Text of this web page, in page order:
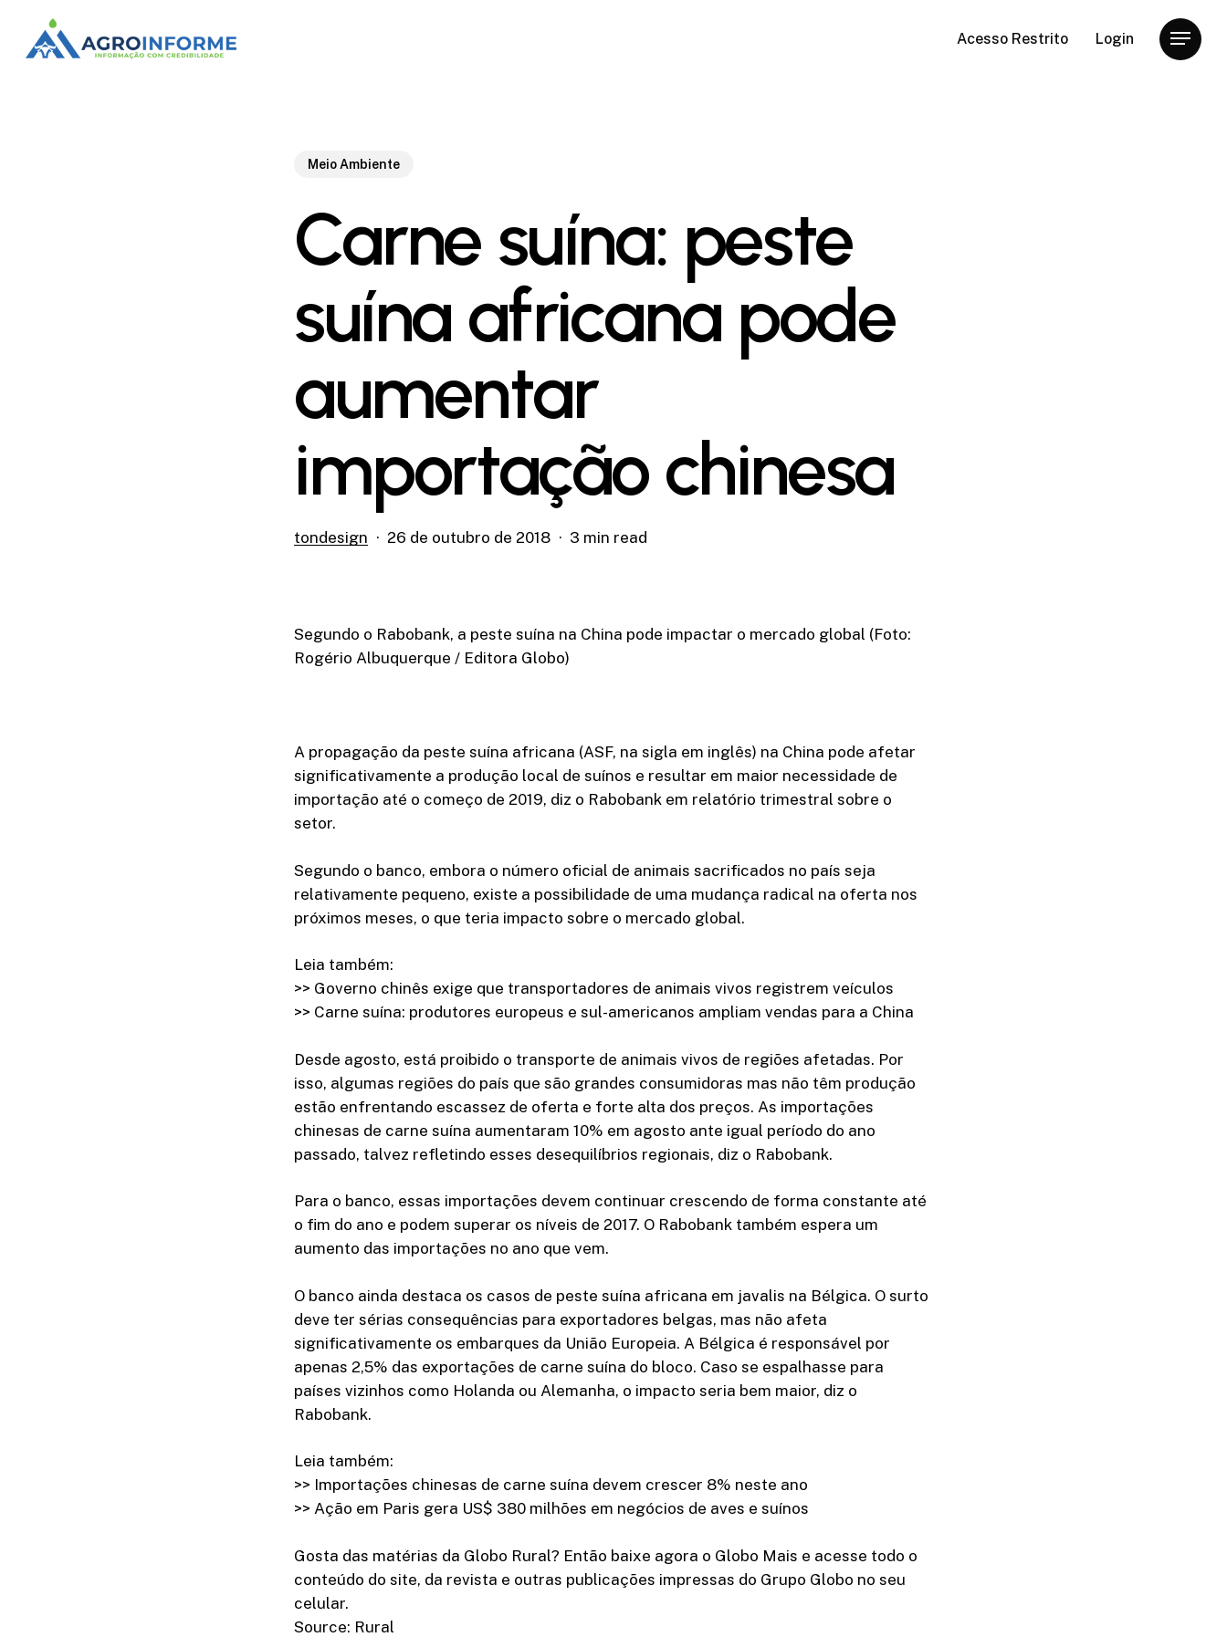
main
Acesso Restrito Login Menu
Meio Ambiente
Carne suína: peste
suína africana pode
aumentar
importação chinesa
tondesign 26 de outubro de 2018 3 min read
Segundo o Rabobank, a peste suína na China pode impactar o mercado global (Foto:
Rogério Albuquerque / Editora Globo)
A propagação da peste suína africana (ASF, na sigla em inglês) na China pode afetar
significativamente a produção local de suínos e resultar em maior necessidade de
importação até o começo de 2019, diz o Rabobank em relatório trimestral sobre o
setor.
Segundo o banco, embora o número oficial de animais sacrificados no país seja
relativamente pequeno, existe a possibilidade de uma mudança radical na oferta nos
próximos meses, o que teria impacto sobre o mercado global.
Leia também:
>> Governo chinês exige que transportadores de animais vivos registrem veículos
>> Carne suína: produtores europeus e sul-americanos ampliam vendas para a China
Desde agosto, está proibido o transporte de animais vivos de regiões afetadas. Por
isso, algumas regiões do país que são grandes consumidoras mas não têm produção
estão enfrentando escassez de oferta e forte alta dos preços. As importações
chinesas de carne suína aumentaram 10% em agosto ante igual período do ano
passado, talvez refletindo esses desequilíbrios regionais, diz o Rabobank.
Para o banco, essas importações devem continuar crescendo de forma constante até
o fim do ano e podem superar os níveis de 2017. O Rabobank também espera um
aumento das importações no ano que vem.
O banco ainda destaca os casos de peste suína africana em javalis na Bélgica. O surto
deve ter sérias consequências para exportadores belgas, mas não afeta
significativamente os embarques da União Europeia. A Bélgica é responsável por
apenas 2,5% das exportações de carne suína do bloco. Caso se espalhasse para
países vizinhos como Holanda ou Alemanha, o impacto seria bem maior, diz o
Rabobank.
Leia também:
>> Importações chinesas de carne suína devem crescer 8% neste ano
>> Ação em Paris gera US$ 380 milhões em negócios de aves e suínos
Gosta das matérias da Globo Rural? Então baixe agora o Globo Mais e acesse todo o
conteúdo do site, da revista e outras publicações impressas do Grupo Globo no seu
celular.
Source: Rural